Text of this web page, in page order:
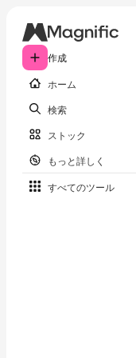
作成
ホーム
検索
ストック
もっと詳しく
すべてのツール